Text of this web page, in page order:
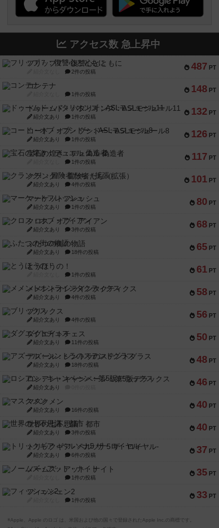
アクセス数 急上昇中
487 PT
フリップ７：復讐心とともに
2件の投稿
148 PT
コンテナ
1件の投稿
132 PT
ドゥームド・バタリオンズ：ASLモジュール11
紹介文あり 1件の投稿
126 PT
コード・オブ・ブシドー：ASLモジュール8
紹介文あり 1件の投稿
117 PT
宝石の煌き：デュエル 偽造者
1件の投稿
101 PT
クランク! ：冒険者たち（拡張）
紹介文あり 4件の投稿
80 PT
マーケットフレッシュ
紹介文あり 1件の投稿
68 PT
クロス・オブ・アイアン
紹介文あり 3件の投稿
65 PT
ふたつの街の物語
紹介文あり 18件の投稿
61 PT
とうほうの！
1件の投稿
58 PT
メメントオンラインタクティクス
紹介文あり 4件の投稿
56 PT
ブリックス
紹介文あり 4件の投稿
50 PT
ダグエイトチェス
紹介文あり 11件の投稿
48 PT
アズール：シントラのステンドグラス
紹介文あり 18件の投稿
46 PT
ロシアン・キャンペーン：第5版デラックス
紹介文あり
40 PT
マスクメン
紹介文あり 16件の投稿
40 PT
世界の七不思議：都市
紹介文あり 3件の投稿
37 PT
トリックギア - ペルソナ5 ザ・ロイヤル-
紹介文あり 6件の投稿
35 PT
ノームズ・アット・ナイト
1件の投稿
33 PT
フィッシェン2
1件の投稿
※Apple、Apple のロゴ は、米国および他の国々で登録されたApple Inc.の商標です。